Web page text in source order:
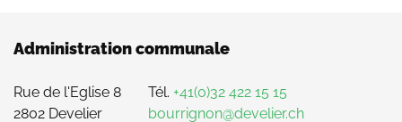
Administration communale
Rue de l'Eglise 8
2802 Develier
Tél. +41(0)32 422 15 15
bourrignon@develier.ch